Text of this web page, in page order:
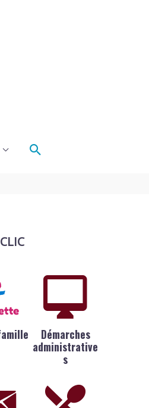
Rechercher
Démarches
administrative
s